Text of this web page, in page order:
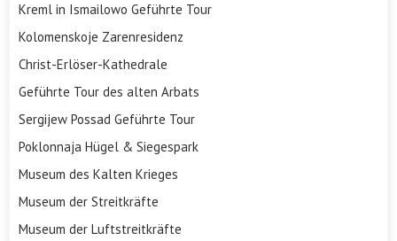
Kreml in Ismailowo Geführte Tour
Kolomenskoje Zarenresidenz
Christ-Erlöser-Kathedrale
Geführte Tour des alten Arbats
Sergijew Possad Geführte Tour
Poklonnaja Hügel & Siegespark
Museum des Kalten Krieges
Museum der Streitkräfte
Museum der Luftstreitkräfte